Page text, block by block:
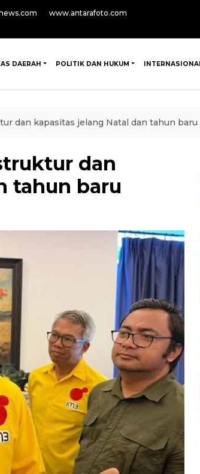
www.antarafoto.com
DAERAH POLITIK DAN HUKUM
dan kapasitas jelang Natal dan tahun baru
dan
tahun baru